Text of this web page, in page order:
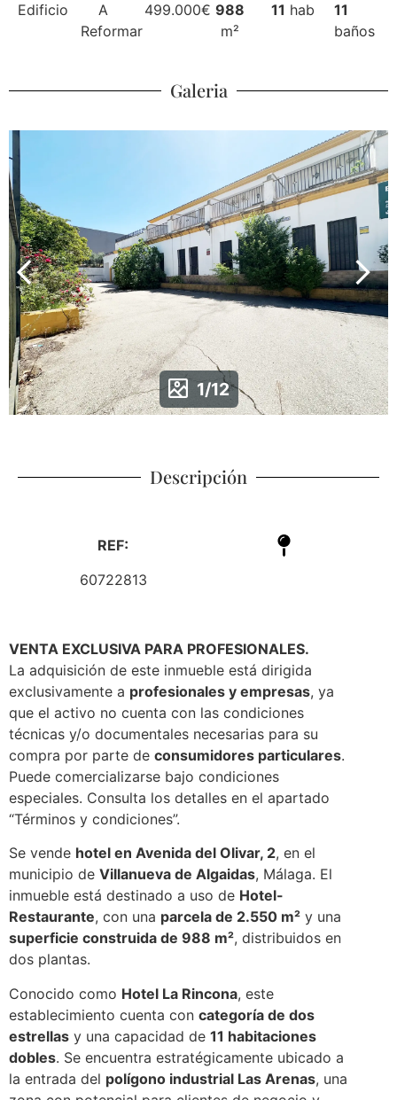
Edificio
A
Reformar
499.000€ 988
m²
11 hab
11
baños
Galeria
1/12
Descripción
REF:
60722813
VENTA EXCLUSIVA PARA PROFESIONALES.
La adquisición de este inmueble está dirigida
exclusivamente a profesionales y empresas, ya
que el activo no cuenta con las condiciones
técnicas y/o documentales necesarias para su
compra por parte de consumidores particulares.
Puede comercializarse bajo condiciones
especiales. Consulta los detalles en el apartado
“Términos y condiciones”.
Se vende hotel en Avenida del Olivar, 2, en el
municipio de Villanueva de Algaidas, Málaga. El
inmueble está destinado a uso de Hotel-
Restaurante, con una parcela de 2.550 m² y una
superficie construida de 988 m², distribuidos en
dos plantas.
Conocido como Hotel La Rincona, este
establecimiento cuenta con categoría de dos
estrellas y una capacidad de 11 habitaciones
dobles. Se encuentra estratégicamente ubicado a
la entrada del polígono industrial Las Arenas, una